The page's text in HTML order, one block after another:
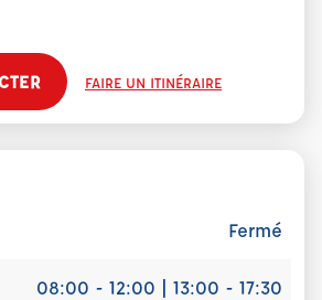
FAIRE UN ITINÉRAIRE
Fermé
08:00 - 12:00 | 13:00 - 17:30